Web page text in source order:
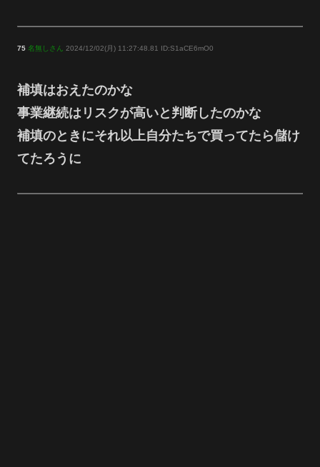
75 名無しさん 2024/12/02(月) 11:27:48.81 ID:S1aCE6mO0
補填はおえたのかな
事業継続はリスクが高いと判断したのかな
補填のときにそれ以上自分たちで買ってたら儲け
てたろうに